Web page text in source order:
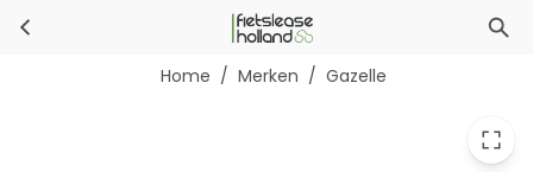
Ga naar hoofdinhoud
Gazelle Chamonix C8
Home / Merken / Gazelle